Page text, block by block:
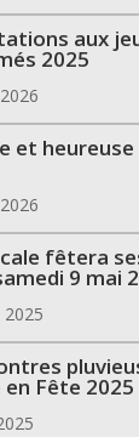
aux
2025
et heureuse
fêtera
9 mai
2025
Fête 2025